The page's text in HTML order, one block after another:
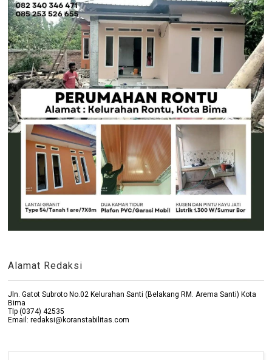
Alamat Redaksi
Jln. Gatot Subroto No.02 Kelurahan Santi (Belakang RM. Arema Santi) Kota
Bima
Tlp (0374) 42535
Email: redaksi@koranstabilitas.com